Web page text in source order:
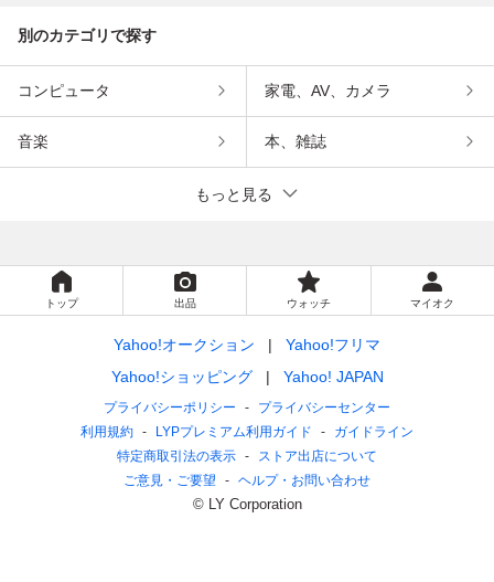
別のカテゴリで探す
コンピュータ 家電、AV、カメラ
音楽 本、雑誌
もっと見る
トップ 出品 ウォッチ マイオク
Yahoo!オークション
Yahoo!フリマ
Yahoo!ショッピング
Yahoo! JAPAN
プライバシーポリシー
プライバシーセンター
利用規約
LYPプレミアム利用ガイド
ガイドライン
特定商取引法の表示
ストア出店について
ご意見・ご要望
ヘルプ・お問い合わせ
© LY Corporation